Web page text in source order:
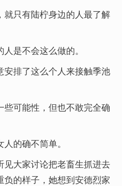
就只有陆柠身边的人最了解
是不会这么做的。
安排了这么个人来接触季池
些可能性，但也不敢完全确
的确不简单。
见大家讨论把老畜生抓进去
的样子，她想到安德烈家